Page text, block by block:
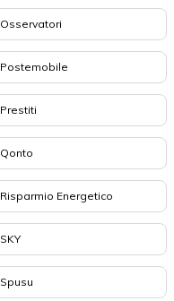
Osservatori
Postemobile
Prestiti
Qonto
Risparmio Energetico
SKY
Spusu